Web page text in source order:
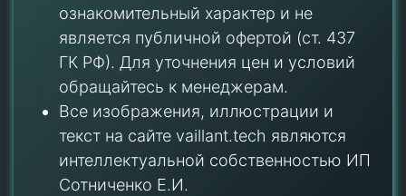
ознакомительный характер и не
является публичной офертой (ст. 437
ГК РФ). Для уточнения цен и условий
обращайтесь к менеджерам.
Все изображения, иллюстрации и
текст на сайте vaillant.tech являются
интеллектуальной собственностью ИП
Сотниченко Е.И.